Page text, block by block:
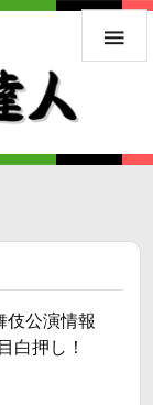

伎公演情報
白押し！